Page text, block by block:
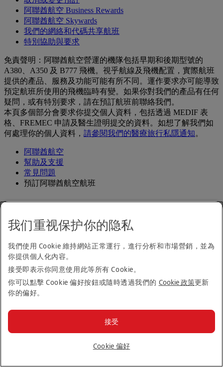
阿聯酋航空 Business Rewards
阿聯酋航空 Skywards
我們的網絡和代碼共享航班
特別協助與要求
免責聲明：阿聯酋航空營運的機隊包括早期和後期型號的
A380、A350 及 B777 飛機。視乎航線及飛機配置，實際航班
提供的產品、服務及功能可能有所不同。運作要求亦可能導致
預定航班所使用的飛機臨時有變。如果你對我們的產品有任何
疑問，或有特別要求，請在預訂航班前聯絡我們。
本頁多個部分會要求你提交個人資料，包括透過 MEDIF 表
格、FREMEC 申請及醫生證明提交的資料。如想了解我們如
何處理你的個人資料， 請參閱我們的醫療旅行私隱通知。
阿聯酋航空
幫助及支援
常見問題
預訂阿聯酋航空航班
關於我們
媒體中心媒體中心 Opens an external link in a new tab
我們的地球
我們的員工
我們的社區
旅遊更新
我们重视保护你的隐私
我們使用 Cookie 維持網站正常運行，進行分析和市場營銷，並為
你提供個人化內容。
接受即表示你同意使用此等所有 Cookie。
你可以點擊 Cookie 偏好按鈕或隨時透過我們的 Cookie 政策更新
你的偏好。
Cookie 偏好
接受